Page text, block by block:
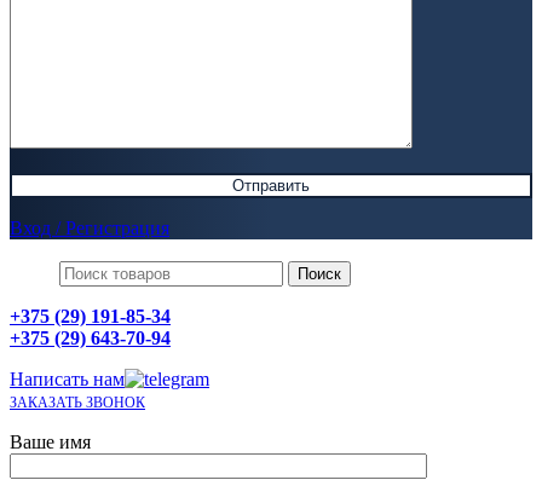
Вход / Регистрация
Поиск
+375 (29) 191-85-34
+375 (29) 643-70-94
Написать нам
ЗАКАЗАТЬ ЗВОНОК
Ваше имя